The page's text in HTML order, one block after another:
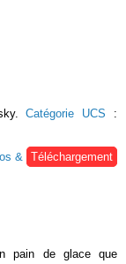
Catégorie UCS :
&
Téléchargement
pain de glace que